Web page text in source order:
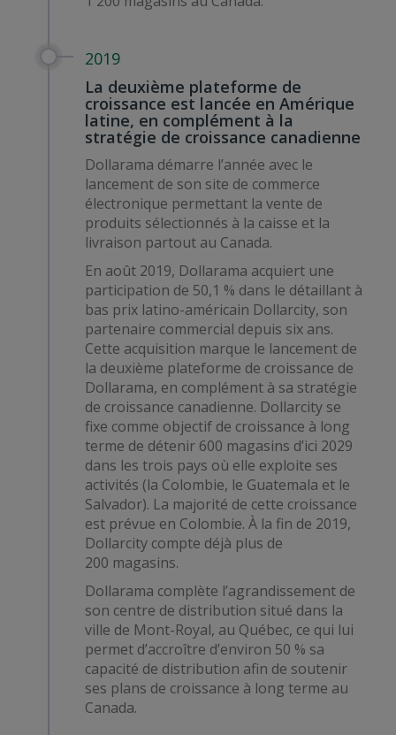
2019
La deuxième plateforme de
croissance est lancée en Amérique
latine, en complément à la
stratégie de croissance canadienne
Dollarama démarre l’année avec le
lancement de son site de commerce
électronique permettant la vente de
produits sélectionnés à la caisse et la
livraison partout au Canada.
En août 2019, Dollarama acquiert une
participation de 50,1 % dans le détaillant à
bas prix latino-américain Dollarcity, son
partenaire commercial depuis six ans.
Cette acquisition marque le lancement de
la deuxième plateforme de croissance de
Dollarama, en complément à sa stratégie
de croissance canadienne. Dollarcity se
fixe comme objectif de croissance à long
terme de détenir 600 magasins d’ici 2029
dans les trois pays où elle exploite ses
activités (la Colombie, le Guatemala et le
Salvador). La majorité de cette croissance
est prévue en Colombie. À la fin de 2019,
Dollarcity compte déjà plus de
200 magasins.
Dollarama complète l’agrandissement de
son centre de distribution situé dans la
ville de Mont-Royal, au Québec, ce qui lui
permet d’accroître d’environ 50 % sa
capacité de distribution afin de soutenir
ses plans de croissance à long terme au
Canada.